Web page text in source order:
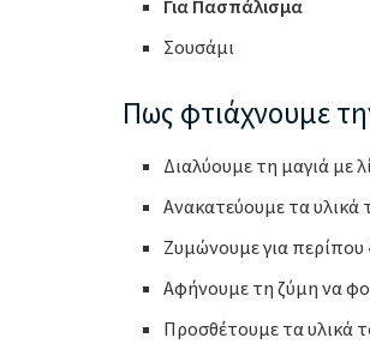
Για Πασπάλισμα
Σουσάμι
Πως φτιάχνουμε
Διαλύουμε τη μαγιά με
Ανακατεύουμε τα υλικά
Ζυμώνουμε για περίπου
Αφήνουμε τη ζύμη να
Προσθέτουμε τα υλικά